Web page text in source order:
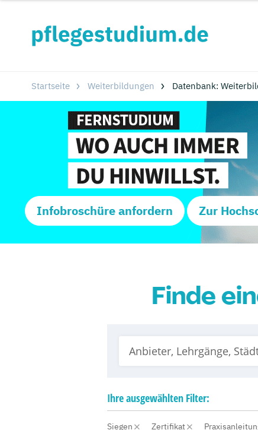
Startseite Weiterbildungen Datenbank:
Infobroschüre anfordern Zur
Finde
Ihreausgewählten Filter:
Siegen Zertifikat